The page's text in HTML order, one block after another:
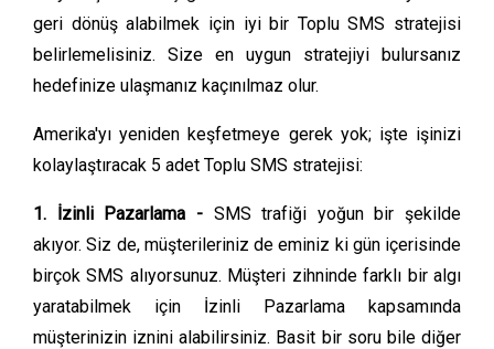
geri dönüş alabilmek için iyi bir Toplu SMS stratejisi
belirlemelisiniz. Size en uygun stratejiyi bulursanız
hedefinize ulaşmanız kaçınılmaz olur.
Amerika'yı yeniden keşfetmeye gerek yok; işte işinizi
kolaylaştıracak 5 adet Toplu SMS stratejisi:
1. İzinli Pazarlama -SMS trafiği yoğun bir şekilde
akıyor. Siz de, müşterileriniz de eminiz ki gün içerisinde
birçok SMS alıyorsunuz. Müşteri zihninde farklı bir algı
yaratabilmek için İzinli Pazarlama kapsamında
müşterinizin iznini alabilirsiniz. Basit bir soru bile diğer